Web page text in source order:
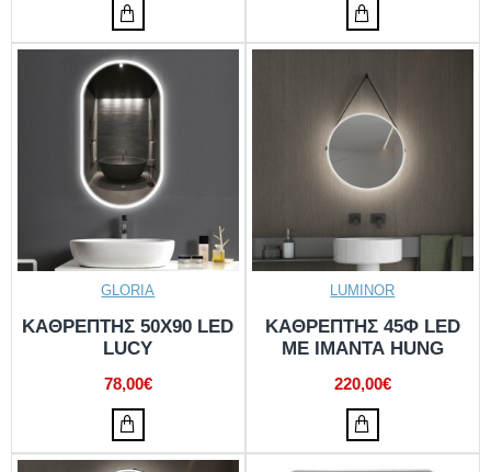
GLORIA
KΑΘΡΕΠΤΗΣ 50X90 LED
LUCY
78,00€
LUMINOR
ΚΑΘΡΕΠΤΗΣ 45Φ LED
ΜΕ ΙΜΑΝΤΑ HUNG
220,00€